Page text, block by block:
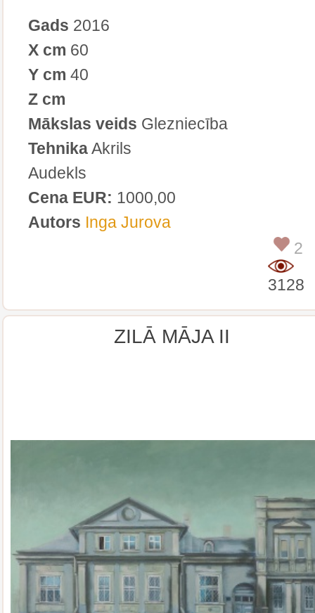
Gads 2016
X cm 60
Y cm 40
Z cm
Mākslas veids Glezniecība
TehnikaAkrils
Audekls
Cena EUR: 1000,00
Autors Inga Jurova
2
3128
ZILĀ MĀJA II